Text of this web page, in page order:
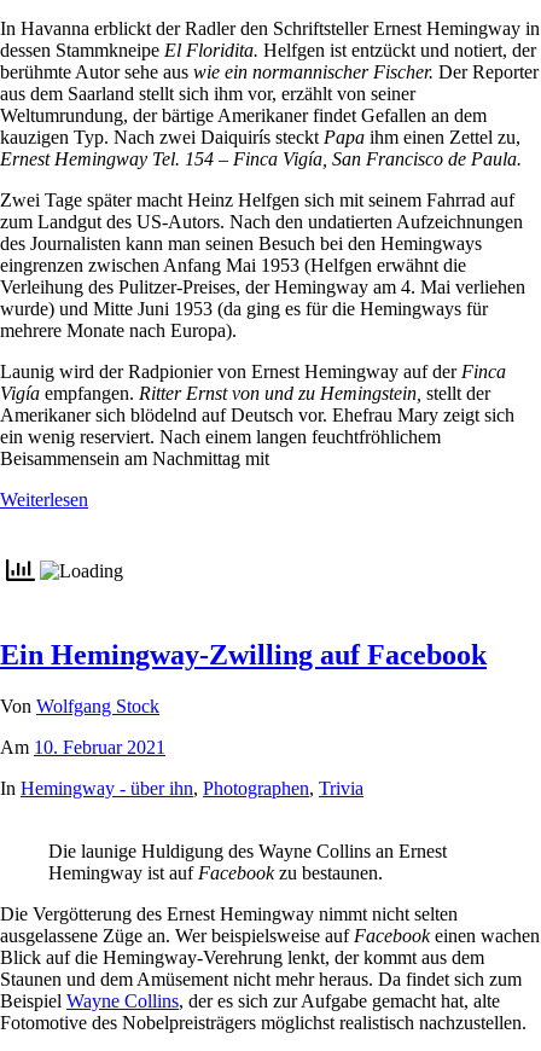
In Havanna erblickt der Radler den Schriftsteller Ernest Hemingway in
dessen Stammkneipe El Floridita. Helfgen ist entzückt und notiert, der
berühmte Autor sehe aus wie ein normannischer Fischer. Der Reporter
aus dem Saarland stellt sich ihm vor, erzählt von seiner
Weltumrundung, der bärtige Amerikaner findet Gefallen an dem
kauzigen Typ. Nach zwei Daiquirís steckt Papa ihm einen Zettel zu,
Ernest Hemingway Tel. 154 – Finca Vigía, San Francisco de Paula.
Zwei Tage später macht Heinz Helfgen sich mit seinem Fahrrad auf
zum Landgut des US-Autors. Nach den undatierten Aufzeichnungen
des Journalisten kann man seinen Besuch bei den Hemingways
eingrenzen zwischen Anfang Mai 1953 (Helfgen erwähnt die
Verleihung des Pulitzer-Preises, der Hemingway am 4. Mai verliehen
wurde) und Mitte Juni 1953 (da ging es für die Hemingways für
mehrere Monate nach Europa).
Launig wird der Radpionier von Ernest Hemingway auf der Finca
Vigía empfangen. Ritter Ernst von und zu Hemingstein, stellt der
Amerikaner sich blödelnd auf Deutsch vor. Ehefrau Mary zeigt sich
ein wenig reserviert. Nach einem langen feuchtfröhlichem
Beisammensein am Nachmittag mit
Weiterlesen
Ein Hemingway-Zwilling auf Facebook
Von Wolfgang Stock
Am 10. Februar 2021
In Hemingway - über ihn, Photographen, Trivia
Die launige Huldigung des Wayne Collins an Ernest
Hemingway ist auf Facebookzu bestaunen.
Die Vergötterung des Ernest Hemingway nimmt nicht selten
ausgelassene Züge an. Wer beispielsweise auf Facebookeinen wachen
Blick auf die Hemingway-Verehrung lenkt, der kommt aus dem
Staunen und dem Amüsement nicht mehr heraus. Da findet sich zum
Beispiel Wayne Collins, der es sich zur Aufgabe gemacht hat, alte
Fotomotive des Nobelpreisträgers möglichst realistisch nachzustellen.